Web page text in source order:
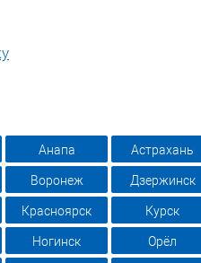
Анапа Астрахань
Воронеж Дзержинск
Красноярск Курск
Ногинск Орёл